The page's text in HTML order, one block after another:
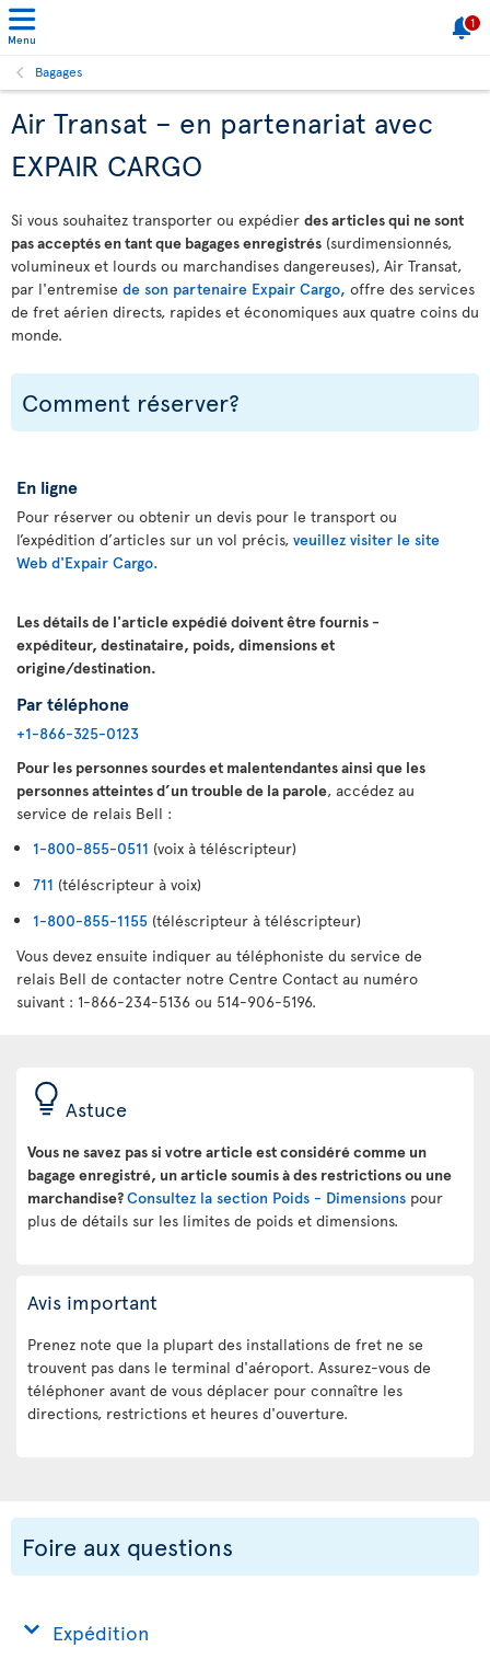
Menu
1
Bagages
Air Transat – en partenariat avec
EXPAIR CARGO
Si vous souhaitez transporter ou expédier des articles qui ne sont
pas acceptés en tant que bagages enregistrés (surdimensionnés,
volumineux et lourds ou marchandises dangereuses), Air Transat,
par l'entremise de son partenaire Expair Cargo, offre des services
de fret aérien directs, rapides et économiques aux quatre coins du
monde.
Comment réserver?
En ligne
Pour réserver ou obtenir un devis pour le transport ou
l’expédition d’articles sur un vol précis, veuillez visiter le site
Web d'Expair Cargo.
Les détails de l'article expédié doivent être fournis -
expéditeur, destinataire, poids, dimensions et
origine/destination.
Par téléphone
+1-866-325-0123
Pour les personnes sourdes et malentendantes ainsi que les
personnes atteintes d’un trouble de la parole, accédez au
service de relais Bell :
1-800-855-0511 (voix à téléscripteur)
711 (téléscripteur à voix)
1-800-855-1155 (téléscripteur à téléscripteur)
Vous devez ensuite indiquer au téléphoniste du service de
relais Bell de contacter notre Centre Contact au numéro
suivant : 1-866-234-5136 ou 514-906-5196.
Astuce
Vous ne savez pas si votre article est considéré comme un
bagage enregistré, un article soumis à des restrictions ou une
marchandise?Consultez la section Poids - Dimensions pour
plus de détails sur les limites de poids et dimensions.
Avis important
Prenez note que la plupart des installations de fret ne se
trouvent pas dans le terminal d'aéroport. Assurez-vous de
téléphoner avant de vous déplacer pour connaître les
directions, restrictions et heures d'ouverture.
Foire aux questions
Expédition